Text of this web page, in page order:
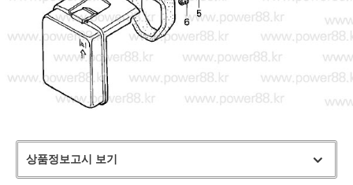
상품정보고시 보기